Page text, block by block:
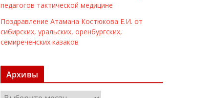
педагогов тактической медицине
Поздравление Атамана Костюкова Е.И. от
сибирских, уральских, оренбургских,
семиреченских казаков
Архивы